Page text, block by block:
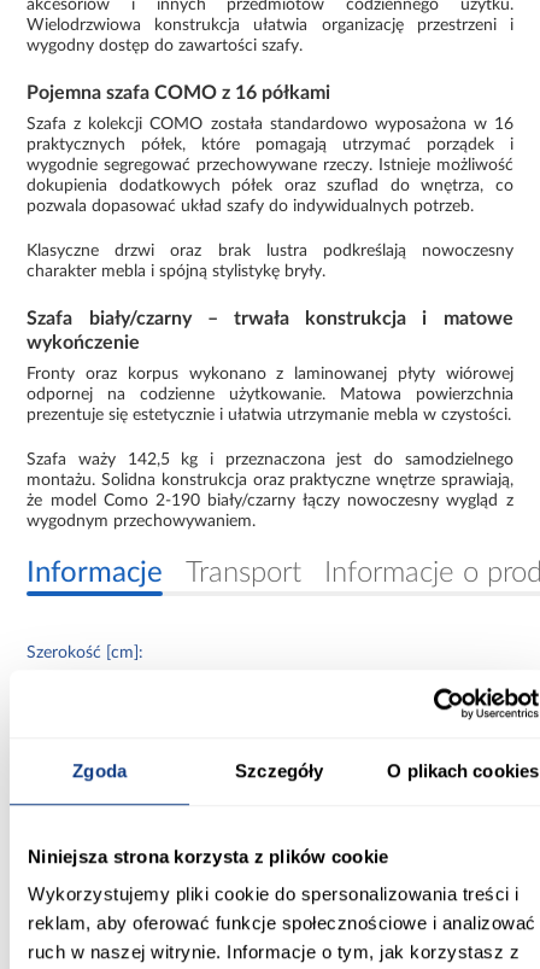
Zgoda Szczegóły O plikach cookies
Niniejsza strona korzysta z plików cookie
Wykorzystujemy pliki cookie do spersonalizowania treści i
reklam, aby oferować funkcje społecznościowe i analizować
ruch w naszej witrynie. Informacje o tym, jak korzystasz z
akcesoriów i innych przedmiotów codziennego użytku.
Wielodrzwiowa konstrukcja ułatwia organizację przestrzeni i
wygodny dostęp do zawartości szafy.
Pojemna szafa COMO z 16 półkami
Szafa z kolekcji COMO została standardowo wyposażona w 16
praktycznych półek, które pomagają utrzymać porządek i
wygodnie segregować przechowywane rzeczy. Istnieje możliwość
dokupienia dodatkowych półek oraz szuflad do wnętrza, co
pozwala dopasować układ szafy do indywidualnych potrzeb.
Klasyczne drzwi oraz brak lustra podkreślają nowoczesny
charakter mebla i spójną stylistykę bryły.
Szafa biały/czarny – trwała konstrukcja i matowe
wykończenie
Fronty oraz korpus wykonano z laminowanej płyty wiórowej
odpornej na codzienne użytkowanie. Matowa powierzchnia
prezentuje się estetycznie i ułatwia utrzymanie mebla w czystości.
Szafa waży 142,5 kg i przeznaczona jest do samodzielnego
montażu. Solidna konstrukcja oraz praktyczne wnętrze sprawiają,
że model Como 2-190 biały/czarny łączy nowoczesny wygląd z
wygodnym przechowywaniem.
Informacje Transport Informacje o
Szerokość [cm]:
40.00
Wysokość [cm]:
Kolor frontów:
biały